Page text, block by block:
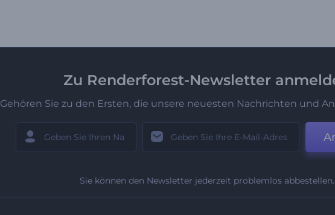
Zu Renderforest-Newsletter
Gehören Sie zu den Ersten, die unsere neuesten Nachrichten und
Sie können den Newsletter jederzeit problemlos abbestellen.